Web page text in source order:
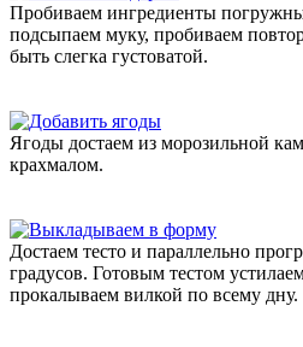
Пробиваем ингредиенты
подсыпаем муку, пробиваем
быть слегка густоватой.
Ягоды достаем из морозильной
крахмалом.
Достаем тесто и параллельно
градусов. Готовым тестом
прокалываем вилкой по всему дну.